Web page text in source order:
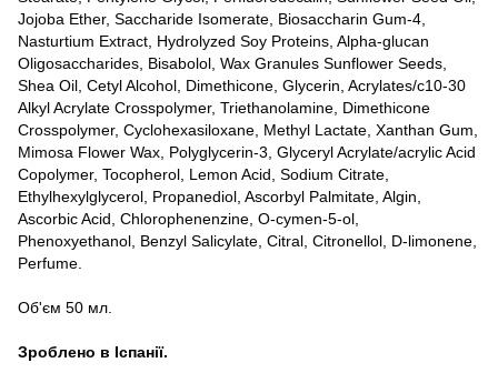
Jojoba Ether, Saccharide Isomerate, Biosaccharin Gum-4,
Nasturtium Extract, Hydrolyzed Soy Proteins, Alpha-glucan
Oligosaccharides, Bisabolol, Wax Granules Sunflower Seeds,
Shea Oil, Cetyl Alcohol, Dimethicone, Glycerin, Acrylates/c10-30
Alkyl Acrylate Crosspolymer, Triethanolamine, Dimethicone
Crosspolymer, Cyclohexasiloxane, Methyl Lactate, Xanthan Gum,
Mimosa Flower Wax, Polyglycerin-3, Glyceryl Acrylate/acrylic Acid
Copolymer, Tocopherol, Lemon Acid, Sodium Citrate,
Ethylhexylglycerol, Propanediol, Ascorbyl Palmitate, Algin,
Ascorbic Acid, Chlorophenenzine, O-cymen-5-ol,
Phenoxyethanol, Benzyl Salicylate, Citral, Citronellol, D-limonene,
Perfume.
Об'єм 50 мл.
Зроблено в Іспанії.